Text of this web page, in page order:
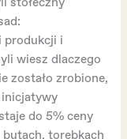
produkcji i
wiesz dlaczego
zostało zrobione,
do 5% ceny